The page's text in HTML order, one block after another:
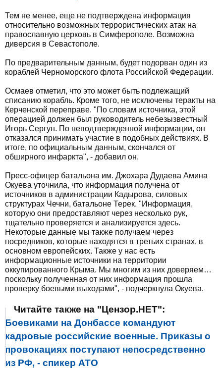
Тем не менее, еще не подтверждена информация
относительно возможных террористических атак на
православную церковь в Симферополе. Возможна
диверсия в Севастополе.
По предварительным данным, будет подорван один из
кораблей Черноморского флота Российской Федерации.
Осмаев отметил, что это может быть подлежащий
списанию корабль. Кроме того, не исключены теракты на
Керченской переправе. "По словам источника, этой
операцией должен был руководитель небезызвестный
Игорь Сергун. По неподтвержденной информации, он
отказался принимать участие в подобных действиях. В
итоге, по официальным данным, скончался от
обширного инфаркта", - добавил он.
Пресс-офицер батальона им. Джохара Дудаева Амина
Окуева уточнила, что информация получена от
источников в администрации Кадырова, силовых
структурах Чечни, батальоне Терек. "Информация,
которую они предоставляют через несколько рук,
тщательно проверяется и анализируется здесь.
Некоторые данные мы также получаем через
посредников, которые находятся в третьих странах, в
основном европейских. Также у нас есть
информационные источники на территории
оккупированного Крыма. Мы многим из них доверяем…
поскольку полученная от них информация прошла
проверку боевыми выходами", - подчеркнула Окуева.
Читайте также на "Цензор.НЕТ":
Боевиками на Донбассе командуют
кадровые российские военные. Приказы о
провокациях поступают непосредственно
из РФ, - спикер АТО